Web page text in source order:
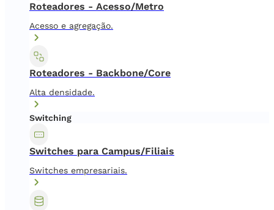
Roteadores - Acesso/Metro
Acesso e agregação.
Roteadores - Backbone/Core
Alta densidade.
Switching
Switches para Campus/Filiais
Switches empresariais.